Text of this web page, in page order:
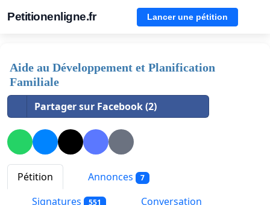
Petitionenligne.fr Lancer une pétition
Aide au Développement et Planification
Familiale
Partager sur Facebook (2)
Pétition Annonces 7
Signatures 551
Conversation